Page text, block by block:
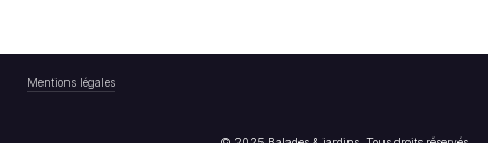
Mentions légales